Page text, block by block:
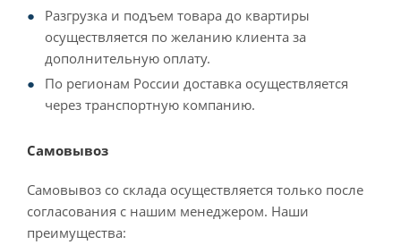
Разгрузка и подъем товара до квартиры
осуществляется по желанию клиента за
дополнительную оплату.
По регионам России доставка осуществляется
через транспортную компанию.
Самовывоз
Самовывоз со склада осуществляется только после
согласования с нашим менеджером. Наши
преимущества: